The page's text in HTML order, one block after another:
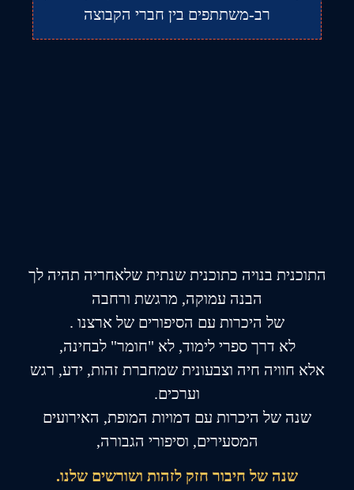
רב-משתתפים בין חברי הקבוצה
התוכנית בנויה כתוכנית שנתית שלאחריה תהיה לך
הבנה עמוקה, מרגשת ורחבה
של היכרות עם הסיפורים של ארצנו .
לא דרך ספרי לימוד, לא "חומר" לבחינה,
אלא חוויה חיה וצבעונית שמחברת זהות, ידע, רגש
וערכים.
שנה של היכרות עם דמויות המופת, האירועים
המסעירים, וסיפורי הגבורה,
שנה של חיבור חזק לזהות ושורשים שלנו.